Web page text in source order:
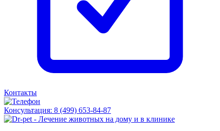
Контакты
Консультация: 8 (499) 653-84-87